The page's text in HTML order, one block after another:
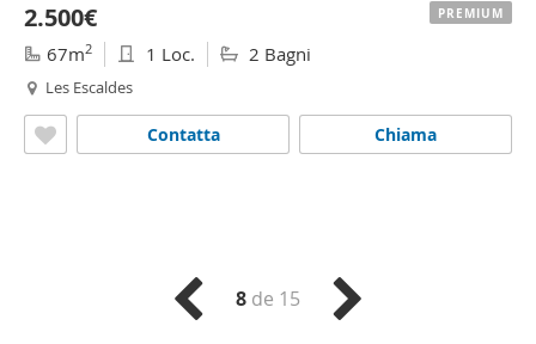
2.500€
67m2 1 Loc. 2 Bagni
Les Escaldes
Chiama
Contatta
PREMIUM
8 de 15